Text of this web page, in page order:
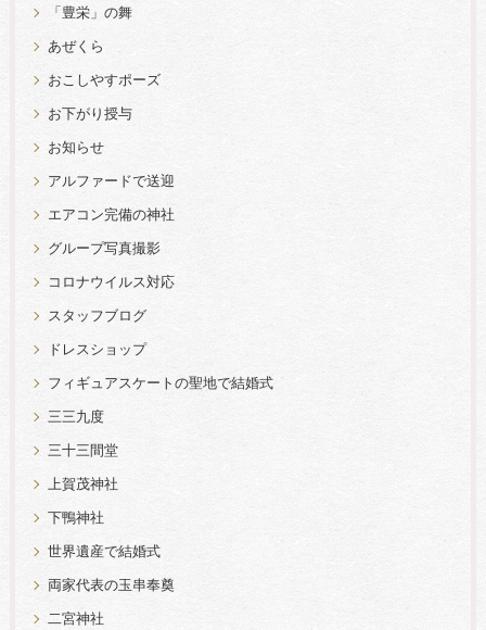
「豊栄」の舞
あぜくら
おこしやすポーズ
お下がり授与
お知らせ
アルファードで送迎
エアコン完備の神社
グループ写真撮影
コロナウイルス対応
スタッフブログ
ドレスショップ
フィギュアスケートの聖地で結婚式
三三九度
三十三間堂
上賀茂神社
下鴨神社
世界遺産で結婚式
両家代表の玉串奉奠
二宮神社